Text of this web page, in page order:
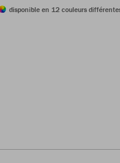
disponible en 12 couleurs